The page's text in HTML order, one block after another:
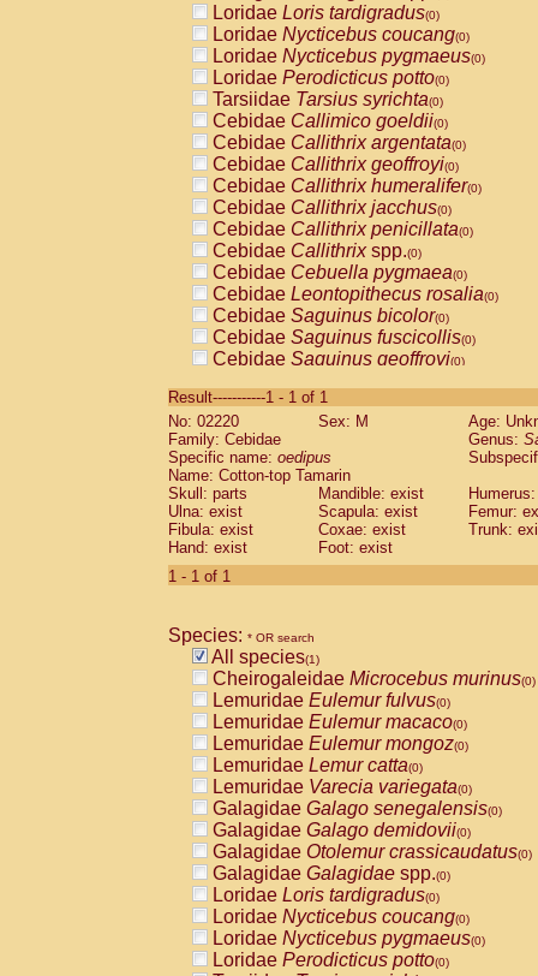
Loridae Loris tardigradus(0)
Loridae Nycticebus coucang(0)
Loridae Nycticebus pygmaeus(0)
Loridae Perodicticus potto(0)
Tarsiidae Tarsius syrichta(0)
Cebidae Callimico goeldii(0)
Cebidae Callithrix argentata(0)
Cebidae Callithrix geoffroyi(0)
Cebidae Callithrix humeralifer(0)
Cebidae Callithrix jacchus(0)
Cebidae Callithrix penicillata(0)
Cebidae Callithrixspp.(0)
Cebidae Cebuella pygmaea(0)
Cebidae Leontopithecus rosalia(0)
Cebidae Saguinus bicolor(0)
Cebidae Saguinus fuscicollis(0)
Cebidae Saguinus geoffroyi(0)
CebidaeSaguinus labiatus(0)
Cebidae Saguinus leucopus (0)
Cebidae
CebidaeSaguinus mystax
Cebidae Saguinus nigricollis (0)
Cebidae Saguinus oedipus
Cebidae Saguinus weddelli
Cebidae Saguinusspp.
Cebidae
CebidaeCebus capucinus
CebidaeCebus nigrivittatus
CebidaeCebus spp.(0)
CebidaeSaimiri boliviensis(0)
CebidaeSaimiri sciureus(0)
AtelidaeAlouatta caraya(0)
AtelidaeAlouatta fusca(0)
AtelidaeAlouatta seniculus(0)
AtelidaeAlouattaspp.(0)
AtelidaeAteles belzebuth(0)
AtelidaeAteles geoffroyi(0)
AtelidaeAteles paniscus(0)
AtelidaeAtelesspp.(0)
AtelidaeLagothrix lagothricha(0)
AtelidaeLagothrix lagothricha cana
PitheciidaeCacajao calvus
Result-----------1 - 1 of 1
No: 02220
Sex: M
Age:
Family: Cebidae
Genus:
Specific name: oedipus
Name: Cotton-top Tamarin
Skull: parts
Mandible: exist
Ulna: exist
Scapula: exist
Femur:
Fibula: exist
Coxae: exist
Trunk:
Hand: exist
Foot: exist
1 - 1 of 1
Species: * OR search
All species(1)
Cheirogaleidae Microcebus murinus(0)
Lemuridae Eulemur fulvus(0)
Lemuridae Eulemur macaco(0)
Lemuridae Eulemur mongoz(0)
Lemuridae Lemur catta(0)
Lemuridae Varecia variegata(0)
Galagidae Galago senegalensis(0)
Galagidae Galago demidovii(0)
Galagidae Otolemur crassicaudatus(0)
Galagidae Galagidae spp.(0)
Loridae Loris tardigradus(0)
Loridae Nycticebus coucang(0)
Loridae Nycticebus pygmaeus(0)
Loridae Perodicticus potto(0)